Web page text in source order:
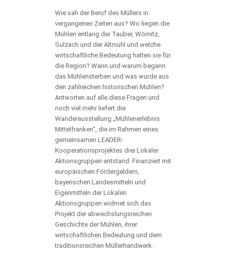
Wie sah der Beruf des Müllers in
vergangenen Zeiten aus? Wo liegen die
Mühlen entlang der Tauber, Wörnitz,
Sulzach und der Altmühl und welche
wirtschaftliche Bedeutung hatten sie für
die Region? Wann und warum begann
das Mühlensterben und was wurde aus
den zahlreichen historischen Mühlen?
Antworten auf alle diese Fragen und
noch viel mehr liefert die
Wanderausstellung „Mühlenerlebnis
Mittelfranken“, die im Rahmen eines
gemeinsamen LEADER-
Kooperationsprojektes drei Lokaler
Aktionsgruppen entstand. Finanziert mit
europäischen Fördergeldern,
bayerischen Landesmitteln und
Eigenmitteln der Lokalen
Aktionsgruppen widmet sich das
Projekt der abwechslungsreichen
Geschichte der Mühlen, ihrer
wirtschaftlichen Bedeutung und dem
traditionsreichen Müllerhandwerk.